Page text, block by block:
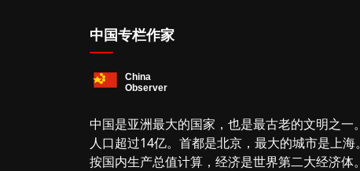
中国专栏作家
中国是亚洲最大的国家，也是最古老的文明之一。
人口超过14亿。首都是北京，最大的城市是上海。
按国内生产总值计算，经济是世界第二大经济体。